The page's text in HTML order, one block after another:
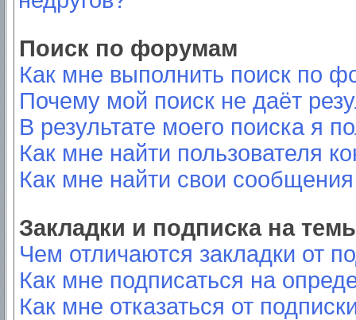
Поиск по форумам
Как мне выполнить поиск по
Почему мой поиск не даёт
В результате моего поиска я
Как мне найти пользователя
Как мне найти свои
Закладки и подписка на
Чем отличаются закладки от
Как мне подписаться на
Как мне отказаться от